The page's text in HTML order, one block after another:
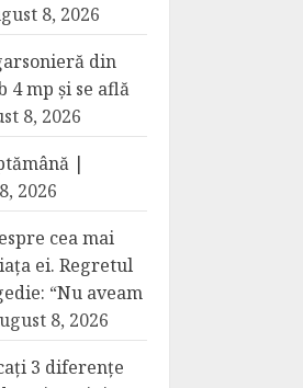
8, 2026
din
4 mp și se află
8, 2026
|
2026
cea mai
ei. Regretul
“Nu aveam
8, 2026
3 diferențe